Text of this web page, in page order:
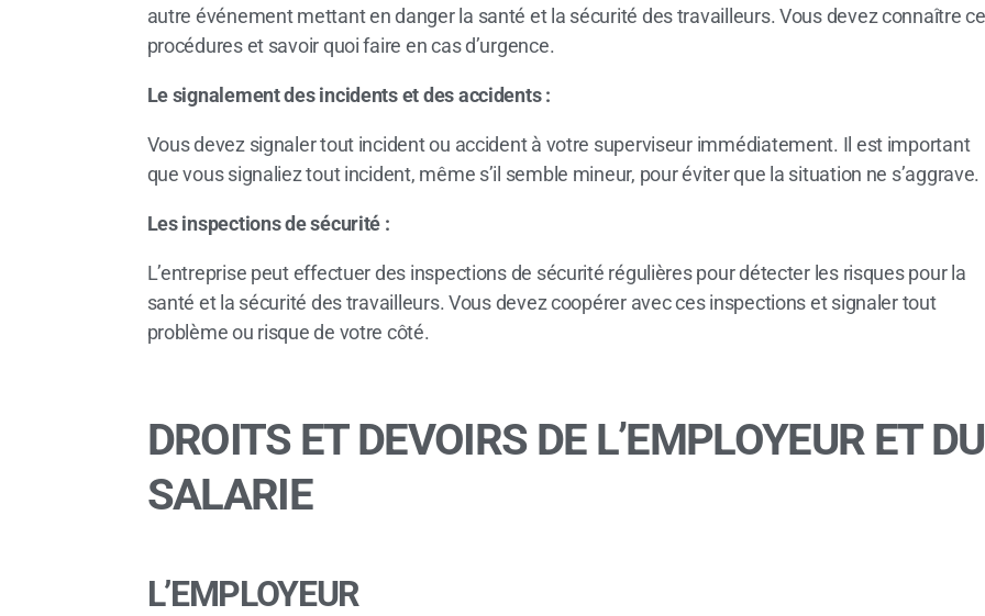
autre événement mettant en danger la santé et la sécurité des travailleurs. Vous devez connaître
procédures et savoir quoi faire en cas d’urgence.
Le signalement des incidents et des accidents :
Vous devez signaler tout incident ou accident à votre superviseur immédiatement. Il est important
que vous signaliez tout incident, même s’il semble mineur, pour éviter que la situation ne s’aggrave.
Les inspections de sécurité :
L’entreprise peut effectuer des inspections de sécurité régulières pour détecter les risques pour la
santé et la sécurité des travailleurs. Vous devez coopérer avec ces inspections et signaler tout
problème ou risque de votre côté.
DROITS ET DEVOIRS DE L’EMPLOYEUR ET DU
SALARIE
L’EMPLOYEUR